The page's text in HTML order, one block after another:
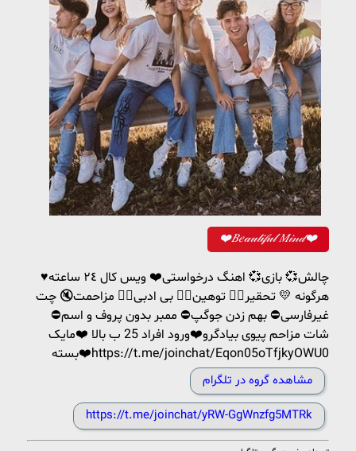
❤️𝐵𝑒𝒶𝓊𝓉𝒾𝒻𝓊𝓁 𝑀𝒾𝓃𝒹❤️
هرگونه 💛 تحقیر🙅‍♂️ توهين🙅‍♂️ بی ادبی🙅‍♂️ مزاحمت🔇 چت
غیرفارسی⛔️ بهم زدن جوگپ⛔️ ممبر بدون پروف و اسم⛔️
شات مزاحم پیوی بیادگرو❤️ورود افراد 25 ب بالا ❤️مایک
بسته❤️https://t.me/joinchat/Eqon05oTfjkyOWU0
مشاهده گروه در تلگرام
https://t.me/joinchat/yRW-GgWnzfg5MTRk